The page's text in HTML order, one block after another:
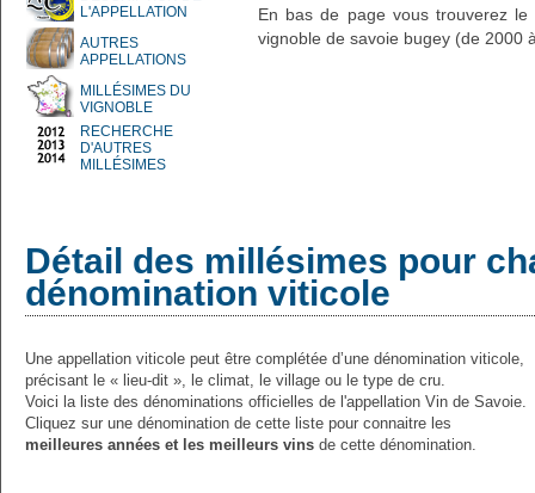
L'APPELLATION
AUTRES
APPELLATIONS
MILLÉSIMES DU
VIGNOBLE
RECHERCHE
D'AUTRES
MILLÉSIMES
En bas de page vous trouverez
vignoble de savoie bugey (de 2000
Détail des millésimes pour
dénomination viticole
Une appellation viticole peut être complétée d’une dénomination viticole,
précisant le « lieu-dit », le climat, le village ou le type de cru.
Voici la liste des dénominations officielles de l'appellation Vin de Savoie.
Cliquez sur une dénomination de cette liste pour connaitre les
meilleures années et les meilleurs vins de cette dénomination.